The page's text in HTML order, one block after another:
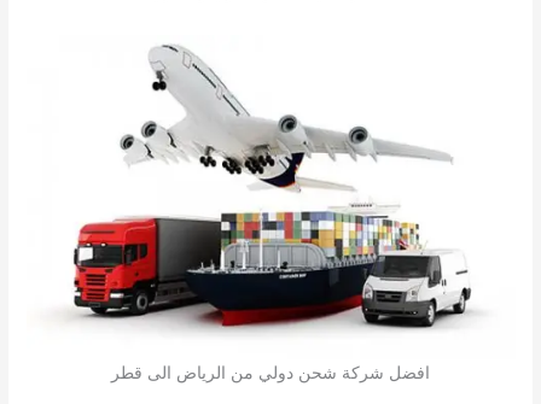
افضل شركة شحن دولي من الرياض الى قطر